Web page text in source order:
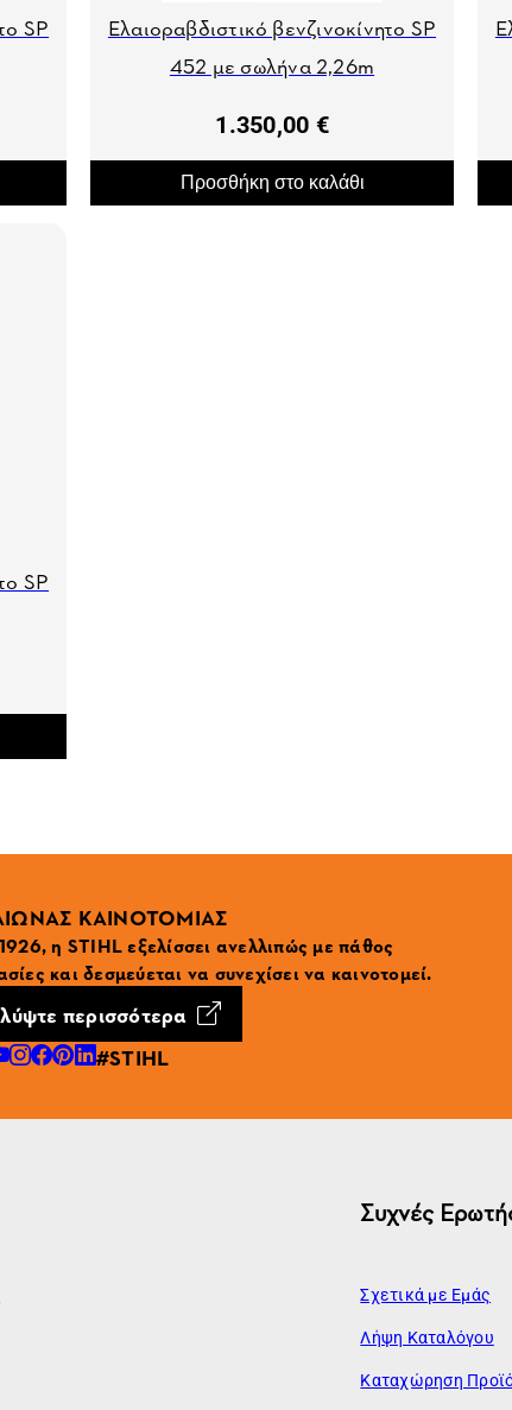
SP
Ελαιοραβδιστικό βενζινοκίνητο SP
452 με σωλήνα 2,26m
1.350,00 €
Προσθήκη στο καλάθι
SP
ΚΑΙΝΟΤΟΜΙΑΣ
η STIHL εξελίσσει ανελλιπώς με πάθος
και δεσμεύεται να συνεχίσει να καινοτομεί.
περισσότερα
#STIHL
Συχνές
Σχετικά με Εμάς
Λήψη Καταλόγου
Καταχώρηση